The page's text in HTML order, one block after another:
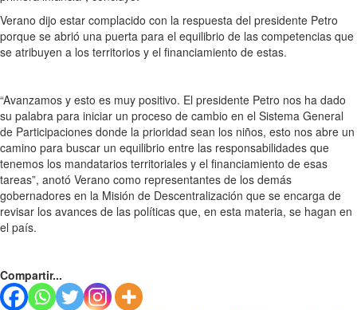
Verano dijo estar complacido con la respuesta del presidente Petro
porque se abrió una puerta para el equilibrio de las competencias que
se atribuyen a los territorios y el financiamiento de estas.
“Avanzamos y esto es muy positivo. El presidente Petro nos ha dado
su palabra para iniciar un proceso de cambio en el Sistema General
de Participaciones donde la prioridad sean los niños, esto nos abre un
camino para buscar un equilibrio entre las responsabilidades que
tenemos los mandatarios territoriales y el financiamiento de esas
tareas”, anotó Verano como representantes de los demás
gobernadores en la Misión de Descentralización que se encarga de
revisar los avances de las políticas que, en esta materia, se hagan en
el país.
Compartir...